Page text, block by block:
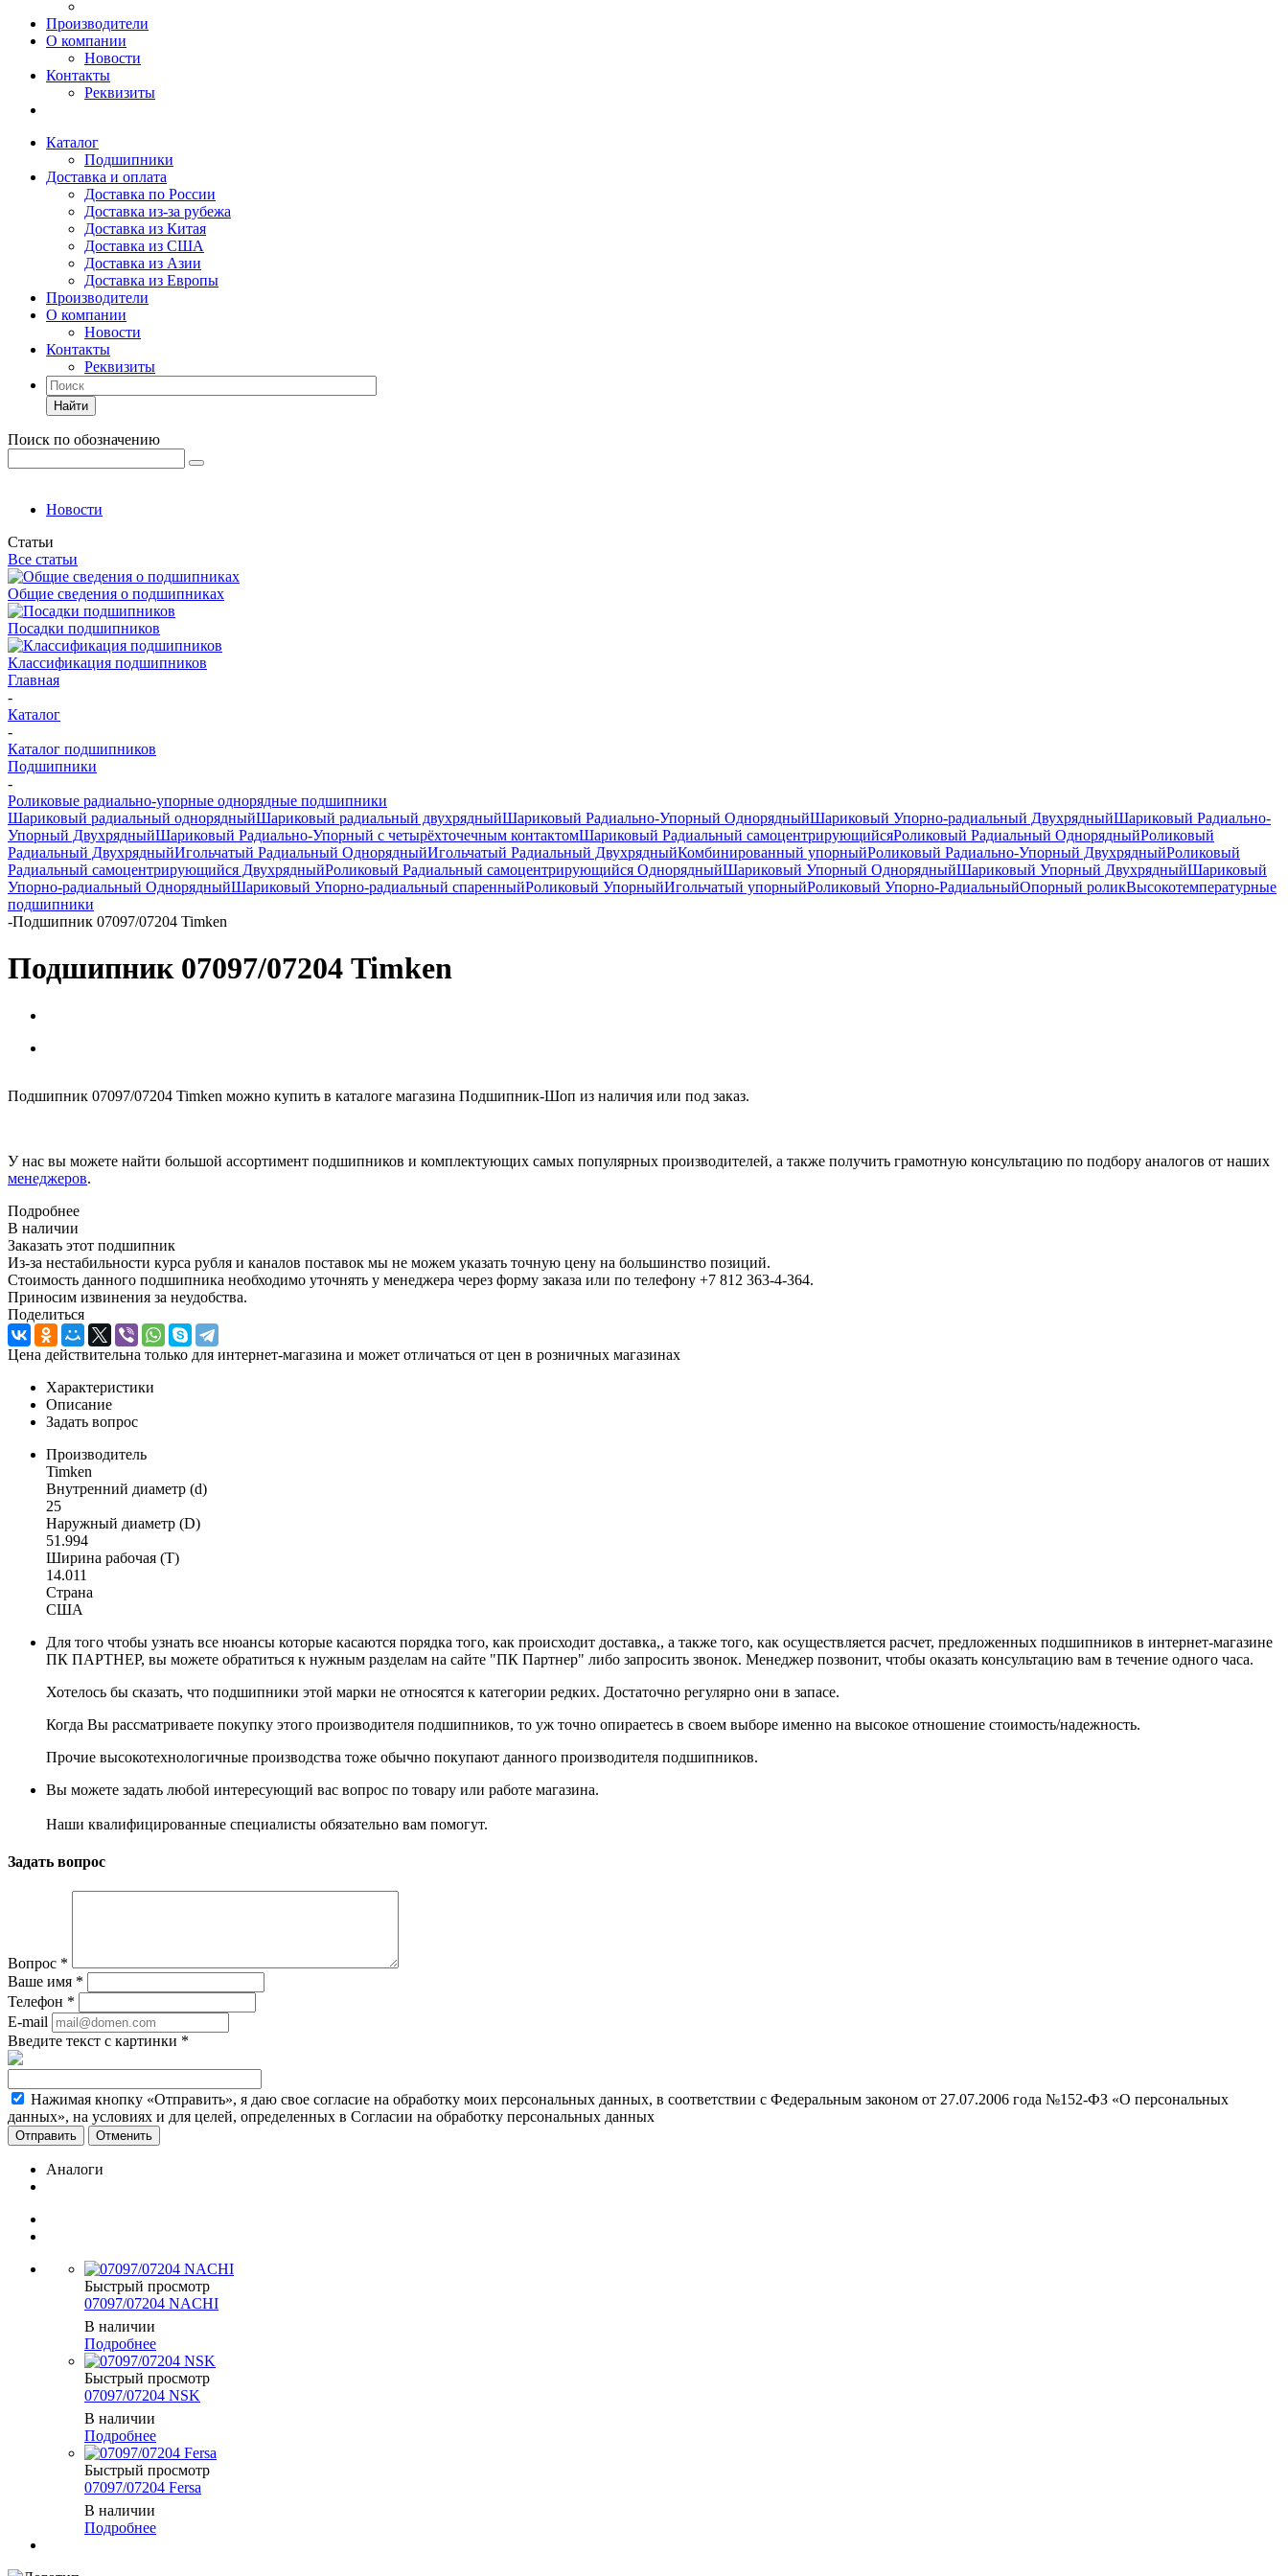
Производители
О компании
Новости
Контакты
Реквизиты
Каталог
Подшипники
Доставка и оплата
Доставка по России
Доставка из-за рубежа
Доставка из Китая
Доставка из США
Доставка из Азии
Доставка из Европы
Производители
О компании
Новости
Контакты
Реквизиты
Найти
Поиск по обозначению
Новости
Статьи
Все статьи
Общие сведения о подшипниках
Посадки подшипников
Классификация подшипников
Главная
-
Каталог
-
Каталог подшипников
Подшипники
-
Роликовые радиально-упорные однорядные подшипники
Шариковый радиальный однорядныйШариковый радиальный двухрядныйШариковый Радиально-Упорный ОднорядныйШариковый Упорно-радиальный ДвухрядныйШариковый Радиально-
Упорный ДвухрядныйШариковый Радиально-Упорный с четырёхточечным контактомШариковый Радиальный самоцентрирующийсяРоликовый Радиальный ОднорядныйРоликовый
Радиальный ДвухрядныйИгольчатый Радиальный ОднорядныйИгольчатый Радиальный ДвухрядныйКомбинированный упорныйРоликовый Радиально-Упорный ДвухрядныйРоликовый
Радиальный самоцентрирующийся ДвухрядныйРоликовый Радиальный самоцентрирующийся ОднорядныйШариковый Упорный ОднорядныйШариковый Упорный ДвухрядныйШариковый
Упорно-радиальный ОднорядныйШариковый Упорно-радиальный спаренныйРоликовый УпорныйИгольчатый упорныйРоликовый Упорно-РадиальныйОпорный роликВысокотемпературные
подшипники
-Подшипник 07097/07204 Timken
Подшипник 07097/07204 Timken
Подшипник 07097/07204 Timken можно купить в каталоге магазина Подшипник-Шоп из наличия или под заказ.
У нас вы можете найти большой ассортимент подшипников и комплектующих самых популярных производителей, а также получить грамотную консультацию по подбору аналогов от наших
менеджеров.
Подробнее
В наличии
Заказать этот подшипник
Из-за нестабильности курса рубля и каналов поставок мы не можем указать точную цену на большинство позиций.
Стоимость данного подшипника необходимо уточнять у менеджера через форму заказа или по телефону +7 812 363-4-364.
Приносим извинения за неудобства.
Поделиться
Цена действительна только для интернет-магазина и может отличаться от цен в розничных магазинах
Характеристики
Описание
Задать вопрос
Производитель
Timken
Внутренний диаметр (d)
25
Наружный диаметр (D)
51.994
Ширина рабочая (T)
14.011
Страна
США
Для того чтобы узнать все нюансы которые касаются порядка того, как происходит доставка,, а также того, как осуществляется расчет, предложенных подшипников в интернет-магазине
ПК ПАРТНЕР, вы можете обратиться к нужным разделам на сайте "ПК Партнер" либо запросить звонок. Менеджер позвонит, чтобы оказать консультацию вам в течение одного часа.
Хотелось бы сказать, что подшипники этой марки не относятся к категории редких. Достаточно регулярно они в запасе.
Когда Вы рассматриваете покупку этого производителя подшипников, то уж точно опираетесь в своем выборе именно на высокое отношение стоимость/надежность.
Прочие высокотехнологичные производства тоже обычно покупают данного производителя подшипников.
Вы можете задать любой интересующий вас вопрос по товару или работе магазина.
Наши квалифицированные специалисты обязательно вам помогут.
Задать вопрос
Вопрос *
Ваше имя *
Телефон *
E-mail
Введите текст с картинки *
Нажимая кнопку «Отправить», я даю свое согласие на обработку моих персональных данных, в соответствии с Федеральным законом от 27.07.2006 года №152-ФЗ «О персональных
данных», на условиях и для целей, определенных в Согласии на обработку персональных данных
Отменить
Аналоги
Быстрый просмотр
07097/07204 NACHI
В наличии
Подробнее
Быстрый просмотр
07097/07204 NSK
В наличии
Подробнее
Быстрый просмотр
07097/07204 Fersa
В наличии
Подробнее